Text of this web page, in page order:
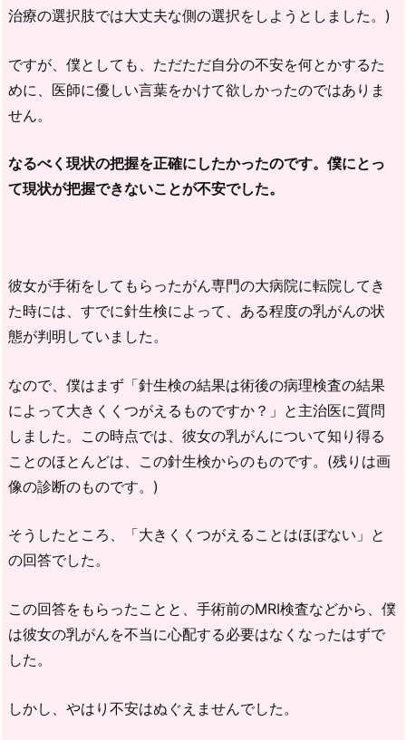
治療の選択肢では大丈夫な側の選択をしようとしました。)
ですが、僕としても、ただただ自分の不安を何とかするた
めに、医師に優しい言葉をかけて欲しかったのではありま
せん。
なるべく現状の把握を正確にしたかったのです。僕にとっ
て現状が把握できないことが不安でした。
彼女が手術をしてもらったがん専門の大病院に転院してき
た時には、すでに針生検によって、ある程度の乳がんの状
態が判明していました。
なので、僕はまず「針生検の結果は術後の病理検査の結果
によって大きくくつがえるものですか？」と主治医に質問
しました。この時点では、彼女の乳がんについて知り得る
ことのほとんどは、この針生検からのものです。(残りは画
像の診断のものです。)
そうしたところ、「大きくくつがえることはほぼない」と
の回答でした。
この回答をもらったことと、手術前のMRI検査などから、僕
は彼女の乳がんを不当に心配する必要はなくなったはずで
した。
しかし、やはり不安はぬぐえませんでした。